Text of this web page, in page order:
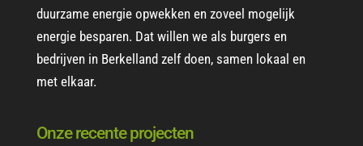
duurzame energie opwekken en zoveel mogelijk
energie besparen. Dat willen we als burgers en
bedrijven in Berkelland zelf doen, samen lokaal en
met elkaar.
Onze recente projecten